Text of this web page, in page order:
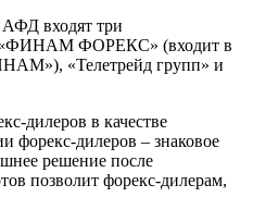
входят три
«ФИНАМ ФОРЕКС» (входит в
«Телетрейд групп» и
дилеров в качестве
форекс-дилеров – знаковое
решение после
позволит форекс-дилерам,